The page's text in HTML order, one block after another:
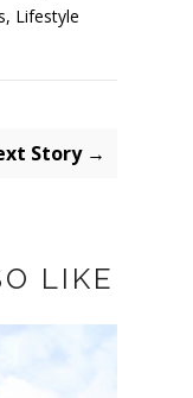
, Lifestyle
Story →
LIKE